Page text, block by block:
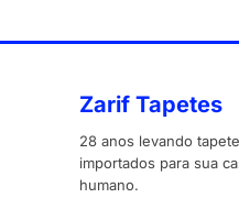
Zarif Tapetes
28 anos levando
importados para sua
humano.